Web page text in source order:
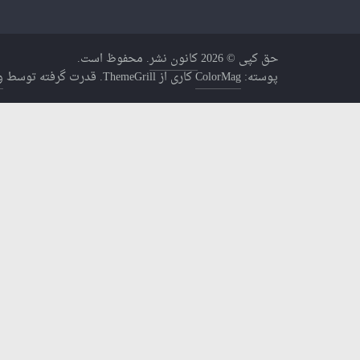
حق کپی © 2026 کانون نشر. محفوظ است.
پوسته:ColorMagکاری از ThemeGrill. قدرت گرفته توسط